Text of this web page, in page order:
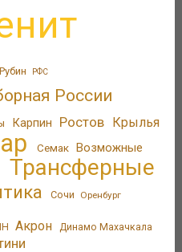
Рубин РФС
России
Карпин Ростов Крылья
Семак Возможные
Трансферные
Сочи Оренбург
Акрон Динамо Махачкала